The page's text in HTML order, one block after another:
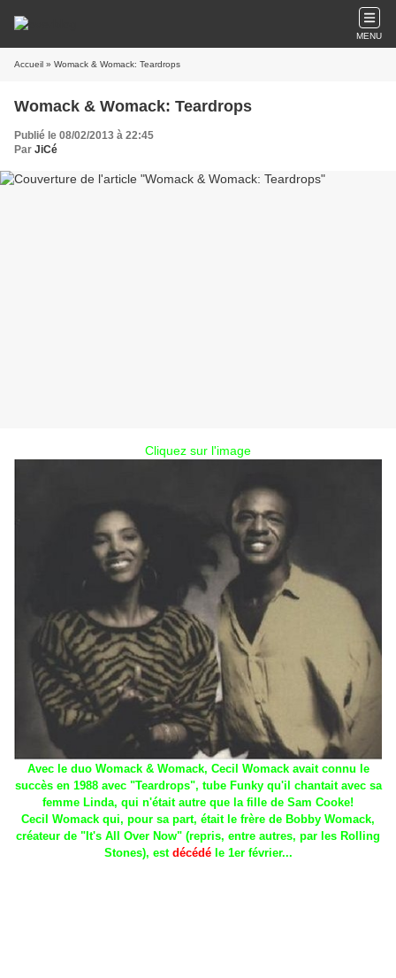
MENU
Accueil » Womack & Womack: Teardrops
Womack & Womack: Teardrops
Publié le 08/02/2013 à 22:45
Par JiCé
Cliquez sur l'image
Avec le duo Womack & Womack, Cecil Womack avait connu le
succès en 1988 avec "Teardrops", tube Funky qu'il chantait avec sa
femme Linda, qui n'était autre que la fille de Sam Cooke!
Cecil Womack qui, pour sa part, était le frère de Bobby Womack,
créateur de "It's All Over Now" (repris, entre autres, par les Rolling
Stones), est décédéle 1er février...